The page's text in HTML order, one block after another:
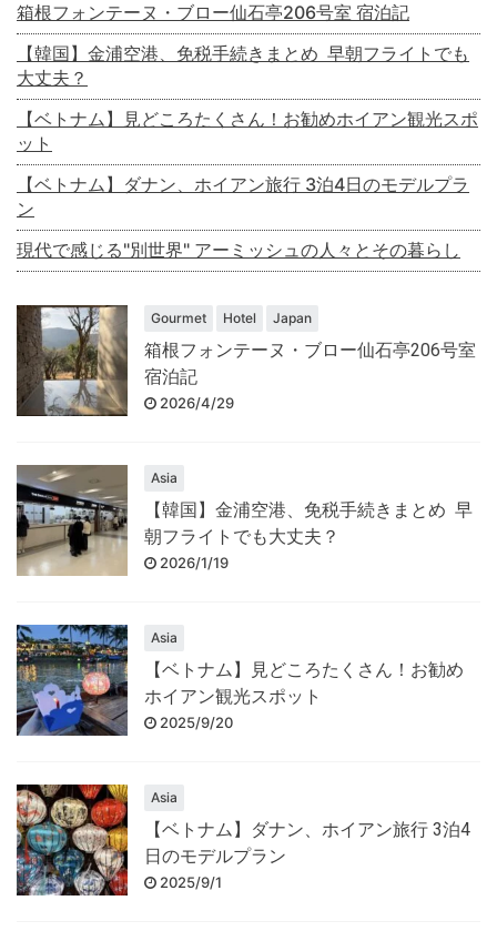
箱根フォンテーヌ・ブロー仙石亭206号室 宿泊記
【韓国】金浦空港、免税手続きまとめ 早朝フライトでも
大丈夫？
【ベトナム】見どころたくさん！お勧めホイアン観光スポ
ット
【ベトナム】ダナン、ホイアン旅行 3泊4日のモデルプラ
ン
現代で感じる"別世界" アーミッシュの人々とその暮らし
Gourmet Hotel Japan
箱根フォンテーヌ・ブロー仙石亭206号室
宿泊記
2026/4/29
Asia
【韓国】金浦空港、免税手続きまとめ 早
朝フライトでも大丈夫？
2026/1/19
Asia
【ベトナム】見どころたくさん！お勧め
ホイアン観光スポット
2025/9/20
Asia
【ベトナム】ダナン、ホイアン旅行 3泊4
日のモデルプラン
2025/9/1